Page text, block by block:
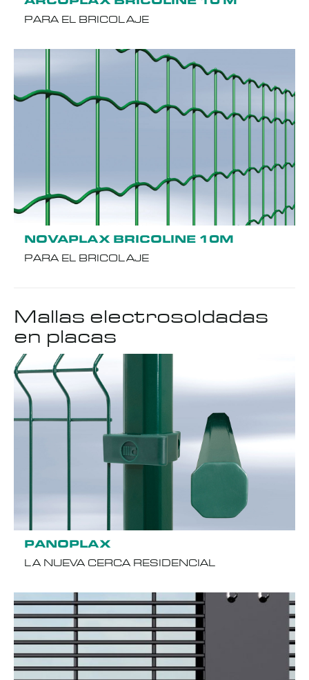
PARA EL BRICOLAJE
NOVAPLAX BRICOLINE 10M
PARA EL BRICOLAJE
Mallas electrosoldadas
en placas
PANOPLAX
LA NUEVA CERCA RESIDENCIAL